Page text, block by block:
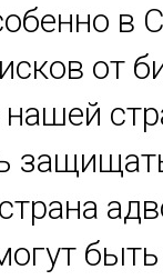
в
от
быть